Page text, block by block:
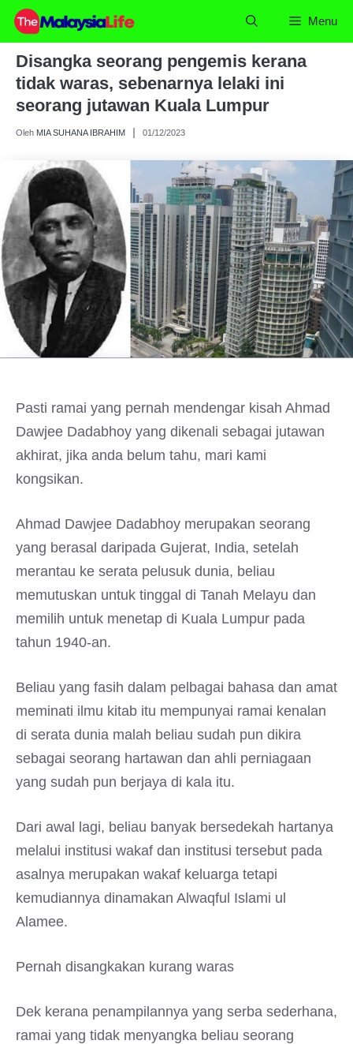
Skip
content
Menu
Disangka seorang pengemis kerana
tidak waras, sebenarnya lelaki ini
seorang jutawan Kuala Lumpur
Oleh MIA SUHANA IBRAHIM 01/12/2023
Pasti ramai yang pernah mendengar kisah Ahmad
Dawjee Dadabhoy yang dikenali sebagai jutawan
akhirat, jika anda belum tahu, mari kami
kongsikan.
Ahmad Dawjee Dadabhoy merupakan seorang
yang berasal daripada Gujerat, India, setelah
merantau ke serata pelusuk dunia, beliau
memutuskan untuk tinggal di Tanah Melayu dan
memilih untuk menetap di Kuala Lumpur pada
tahun 1940-an.
Beliau yang fasih dalam pelbagai bahasa dan amat
meminati ilmu kitab itu mempunyai ramai kenalan
di serata dunia malah beliau sudah pun dikira
sebagai seorang hartawan dan ahli perniagaan
yang sudah pun berjaya di kala itu.
Dari awal lagi, beliau banyak bersedekah hartanya
melalui institusi wakaf dan institusi tersebut pada
asalnya merupakan wakaf keluarga tetapi
kemudiannya dinamakan Alwaqful Islami ul
Alamee.
Pernah disangkakan kurang waras
Dek kerana penampilannya yang serba sederhana,
ramai yang tidak menyangka beliau seorang